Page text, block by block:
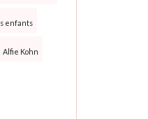
enfants
Alfie Kohn